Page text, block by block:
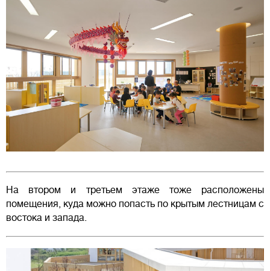
На втором и третьем этаже тоже расположены
помещения, куда можно попасть по крытым лестницам с
востока и запада.